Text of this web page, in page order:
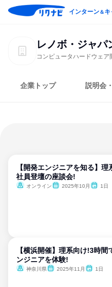
インターン＆キ
レノボ・ジャパ
コンピュータハードウェア
企業トップ 説明会
【開発エンジニアを知る】
社員登壇の座談会!
オンライン 2025年10月 1日
【横浜開催】理系向け!3時間
ンジニアを体験!
神奈川県 2025年11月 1日